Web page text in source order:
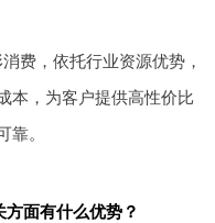
费，依托行业资源优势，
本，为客户提供高性价比
靠。
面有什么优势？